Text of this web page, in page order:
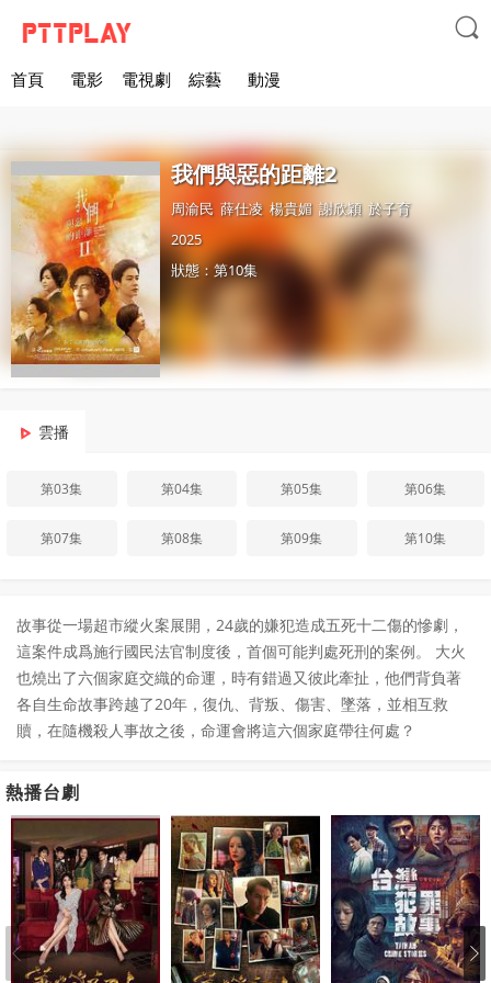

首頁 電影 電視劇 綜藝 動漫
我們與惡的距離2
周渝民 薛仕凌 楊貴媚 謝欣穎 於子育
2025
狀態：第10集
雲播
第03集 第04集 第05集 第06集
第07集 第08集 第09集 第10集
故事從一場超市縱火案展開，24歲的嫌犯造成五死十二傷的慘劇，
這案件成爲施⾏國民法官制度後，首個可能判處死刑的案例。 大火
也燒出了六個家庭交織的命運，時有錯過又彼此牽扯，他們背負著
各自生命故事跨越了20年，復仇、背叛、傷害、墜落，並相互救
贖，在隨機殺人事故之後，命運會將這六個家庭帶往何處？
熱播台劇